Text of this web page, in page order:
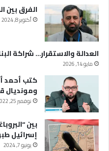
الفرق بين
أكتوبر 8, 2024
العدالة والاستقرار… شراكة
مايو 14, 2026
كتب أحمد
ومونديال
نوفمبر 25, 2022
بين
إسرائيل
يونيو 7, 2024